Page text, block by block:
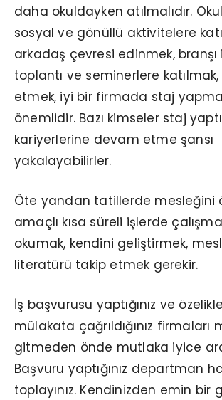
daha okuldayken atılmalıdır.
sosyal ve gönüllü aktivitelere
arkadaş çevresi edinmek, branşı
toplantı ve seminerlere
etmek, iyi bir firmada staj
önemlidir. Bazı kimseler staj
kariyerlerine devam etme şansı
yakalayabilirler.
Öte yandan tatillerde mesleğini
amaçlı kısa süreli işlerde
okumak, kendini geliştirmek,
literatürü takip etmek gerekir.
İş başvurusu yaptığınız ve
mülakata çağrıldığınız firmaları
gitmeden önde mutlaka iyice
Başvuru yaptığınız departman
toplayınız. Kendinizden emin bir